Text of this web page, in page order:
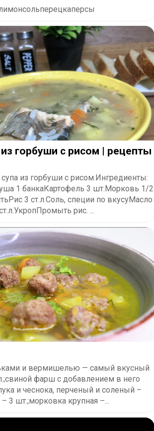
горбуши с рисом | рецепты
из горбуши с рисом.Ингредиенты:
1 банкаКартофель 3 шт.Морковь 1/2
3 ст.л.Соль, специи по вкусуМасло
рис. ...
и вермишелью — самый вкусный
фарш с добавлением в него
и чеснока, перченый и соленый –
3 шт.;морковка крупная –...